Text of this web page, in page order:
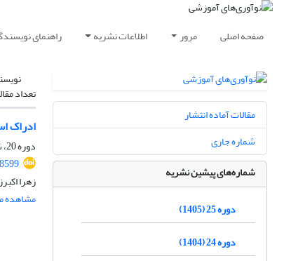
صفحه اصلی مرور اطلاعات نشریه راهنمای
تعداد
ادراک
دوره 20، شماره 1، بهار 1400، صفحه
زهرا
مشاهده
مقالات آماده انتشار
شماره جاری
شماره‌های پیشین نشریه
دوره 25 (1405)
دوره 24 (1404)